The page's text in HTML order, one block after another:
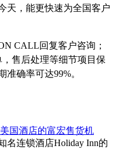
天，能更快速为全国客户
CALL回复客户咨询；
售后处理等细节项目保
确率可达99%。
国酒店的富宏售货机
名连锁酒店Holiday Inn的